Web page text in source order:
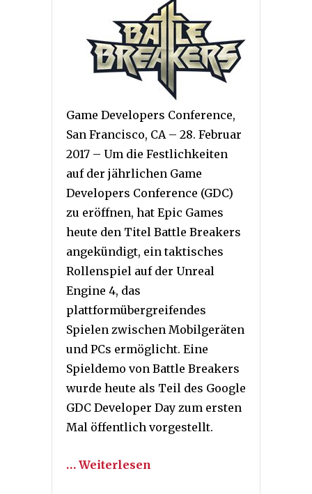
Game Developers Conference,
San Francisco, CA – 28. Februar
2017 – Um die Festlichkeiten
auf der jährlichen Game
Developers Conference (GDC)
zu eröffnen, hat Epic Games
heute den Titel Battle Breakers
angekündigt, ein taktisches
Rollenspiel auf der Unreal
Engine 4, das
plattformübergreifendes
Spielen zwischen Mobilgeräten
und PCs ermöglicht. Eine
Spieldemo von Battle Breakers
wurde heute als Teil des Google
GDC Developer Day zum ersten
Mal öffentlich vorgestellt.
… Weiterlesen